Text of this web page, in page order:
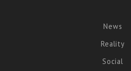
News
Reality
Social